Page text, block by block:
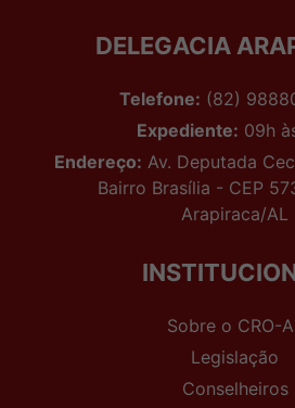
DELEGACIA
Telefone: (82)
Expediente: 09h
Endereço: Av. Deputada
Bairro Brasília - CEP
Arapiraca/AL
Sobre o CRO-
Legislação
Conselheiros